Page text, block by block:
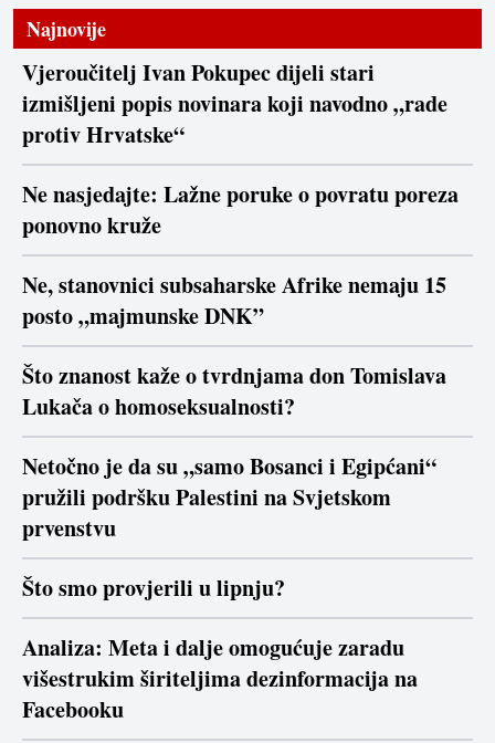
Najnovije
Vjeroučitelj Ivan Pokupec dijeli stari
izmišljeni popis novinara koji navodno „rade
protiv Hrvatske“
Ne nasjedajte: Lažne poruke o povratu poreza
ponovno kruže
Ne, stanovnici subsaharske Afrike nemaju 15
posto „majmunske DNK”
Što znanost kaže o tvrdnjama don Tomislava
Lukača o homoseksualnosti?
Netočno je da su „samo Bosanci i Egipćani“
pružili podršku Palestini na Svjetskom
prvenstvu
Što smo provjerili u lipnju?
Analiza: Meta i dalje omogućuje zaradu
višestrukim širiteljima dezinformacija na
Facebooku